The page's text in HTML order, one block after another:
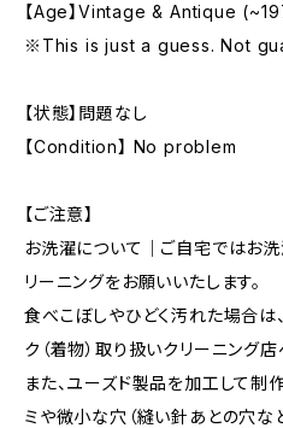
【Age】Vintage & Antique
※This is just a guess. Not
【状態】問題なし
【Condition】 No problem
【ご注意】
お洗濯について｜ご自宅ではお洗
リーニングをお願いいたします。
食べこぼしやひどく汚れた場合
ク（着物）取り扱いクリーニング店
また、ユーズド製品を加工して制
ミや微小な穴（縫い針あとの穴な